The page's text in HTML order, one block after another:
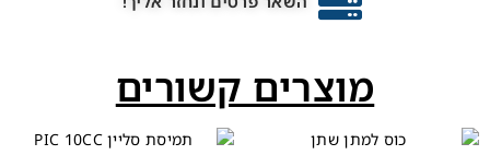
מוצרים קשורים